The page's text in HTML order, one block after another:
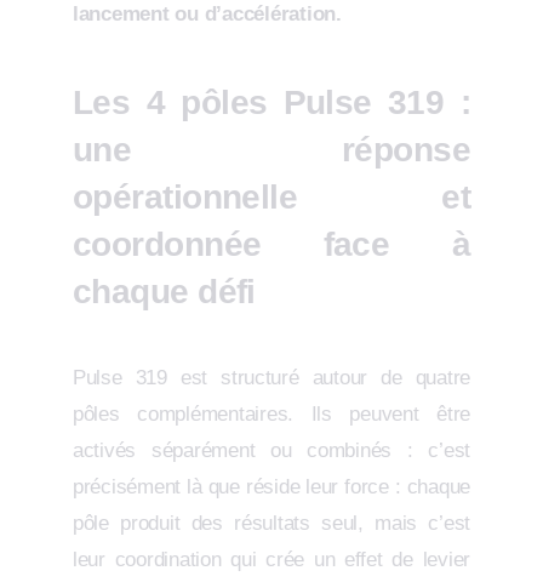
lancement ou d’accélération.
Les 4 pôles Pulse 319 :
une réponse
opérationnelle et
coordonnée face à
chaque défi
Pulse 319 est structuré autour de quatre
pôles complémentaires. Ils peuvent être
activés séparément ou combinés : c’est
précisément là que réside leur force : chaque
pôle produit des résultats seul, mais c’est
leur coordination qui crée un effet de levier